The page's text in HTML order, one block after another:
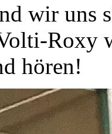
wir uns
Roxy
hören!